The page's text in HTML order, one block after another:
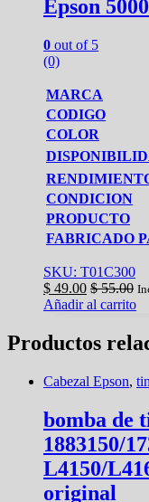
Epson
0 out of 5
(0)
MARCA
CODIGO
COLOR
CONDICION
PRODUCTO
FABRICADO
SKU: T01C300
$ 49.00 $55.00
Añadir al carrito
Productos
Cabezal Epson,
bomba de
1883150/
L4150/
original